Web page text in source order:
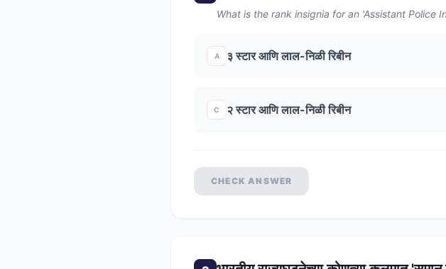
What is the rank insignia for an 'Assistant Police
A ३ स्टार आणि लाल-निळी रिबीन
C २ स्टार आणि लाल-निळी रिबीन
CHECK ANSWER